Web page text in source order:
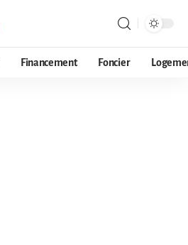
Financement Foncier